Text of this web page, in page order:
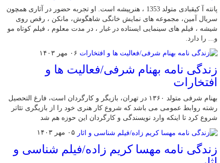
پانته آ کیقبادی متولد 1353 ، هنرپیشه است. او تجربه حضور در آثاری همچون
سریال آمین، مجموعه های نمایش خانگی شاهگوش، مانکن ، رقص روی
شیشه ، فیلم های سینمایی ایستاده در غبار ، در مدت معلوم ، فیلم کوتاه مو
و... را دارد.
۰۶ مهر ۱۴۰۳
زندگی نامه بهنام شرفی/فعالیت ها و
افتخارات
بهنام شرفی متولد ۱۳۶۰ در تهران، بازیگر و کارگردان است، فارغ التحصیل
رشته روابط عمومی می باشد که شروع کار هنری خود را از بازیگری تئاتر
شروع کرد تا اینکه وارد نویسندگی و کارگردان این حوزه هم شد
۰۵ مهر ۱۴۰۳
زندگی نامه مهسا کریم زاده/فیلم شناسی و